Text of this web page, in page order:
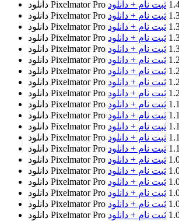
دانلود Pixelmator Pro ثبت نام + دانلود
دانلود Pixelmator Pro ثبت نام + دانلود
دانلود Pixelmator Pro ثبت نام + دانلود
دانلود Pixelmator Pro ثبت نام + دانلود
دانلود Pixelmator Pro ثبت نام + دانلود
دانلود Pixelmator Pro ثبت نام + دانلود
دانلود Pixelmator Pro ثبت نام + دانلود
دانلود Pixelmator Pro ثبت نام + دانلود
دانلود Pixelmator Pro ثبت نام + دانلود
دانلود Pixelmator Pro ثبت نام + دانلود
دانلود Pixelmator Pro ثبت نام + دانلود
دانلود Pixelmator Pro ثبت نام + دانلود
دانلود Pixelmator Pro ثبت نام + دانلود
دانلود Pixelmator Pro ثبت نام + دانلود
دانلود Pixelmator Pro ثبت نام + دانلود
دانلود Pixelmator Pro ثبت نام + دانلود
دانلود Pixelmator Pro ثبت نام + دانلود
دانلود Pixelmator Pro ثبت نام + دانلود
دانلود Pixelmator Pro ثبت نام + دانلود
دانلود Pixelmator Pro ثبت نام + دانلود